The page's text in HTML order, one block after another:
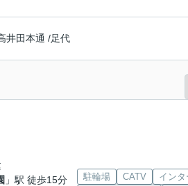
井田本通 /足代
」駅 徒歩15分
駐輪場 CATV
イン